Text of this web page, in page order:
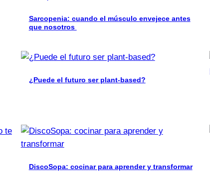
Sarcopenia: cuando el músculo envejece antes
que nosotros
¿Puede el futuro ser plant-based?
DiscoSopa: cocinar para aprender y transformar